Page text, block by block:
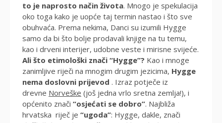
to je naprosto način života. Mnogo je spekulacija
oko toga kako je uopće taj termin nastao i što sve
obuhvaća. Prema nekima, Danci su izumili Hygge
samo da bi što bolje prodavali knjige na tu temu,
kao i drveni interijer, udobne veste i mirisne svijeće.
Ali što etimološki znači “Hygge”? Kao i mnoge
zanimljive riječi na mnogim drugim jezicima, Hygge
nema doslovni prijevod . Izraz potječe iz
drevne Norveške (još jedna vrlo sretna zemlja!), i
općenito znači “osjećati se dobro”. Najbliža
hrvatska riječ je “ugoda”: Hygge, dakle, znači